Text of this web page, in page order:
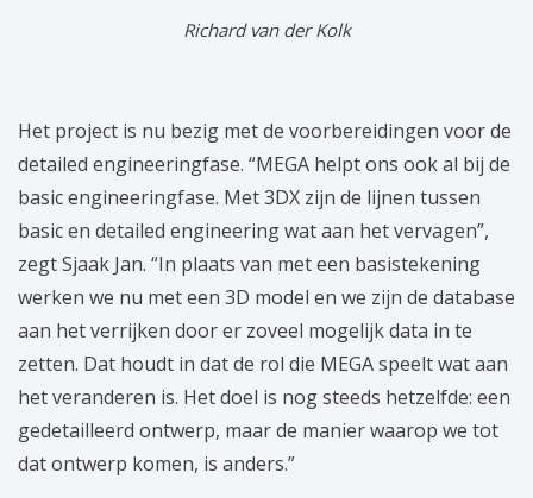
Richard van der Kolk
Het project is nu bezig met de voorbereidingen voor de
detailed engineeringfase. “MEGA helpt ons ook al bij de
basic engineeringfase. Met 3DX zijn de lijnen tussen
basic en detailed engineering wat aan het vervagen”,
zegt Sjaak Jan. “In plaats van met een basistekening
werken we nu met een 3D model en we zijn de database
aan het verrijken door er zoveel mogelijk data in te
zetten. Dat houdt in dat de rol die MEGA speelt wat aan
het veranderen is. Het doel is nog steeds hetzelfde: een
gedetailleerd ontwerp, maar de manier waarop we tot
dat ontwerp komen, is anders.”